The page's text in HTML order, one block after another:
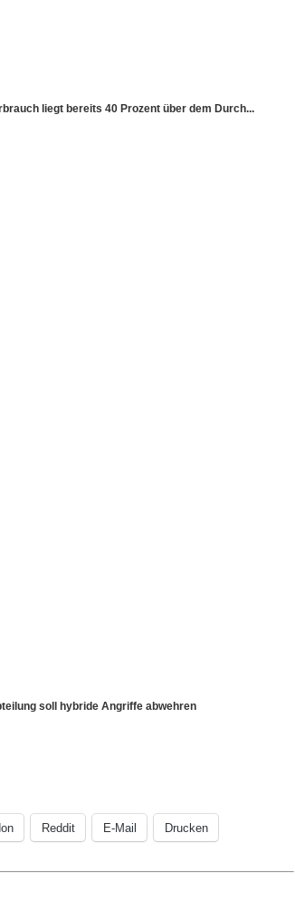
liegt bereits 40 Prozent über dem Durch...
soll hybride Angriffe abwehren
Reddit E-Mail Drucken